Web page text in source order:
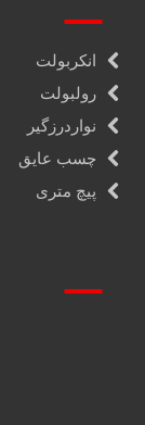
انکربولت
رولبولت
نواردرزگیر
چسب عایق
پیچ متری